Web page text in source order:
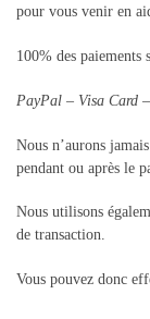
pour vous venir en
100% des paiements
PayPal – Visa Card
Nous n’aurons
pendant ou après le
Nous utilisons
de transaction.
Vous pouvez donc